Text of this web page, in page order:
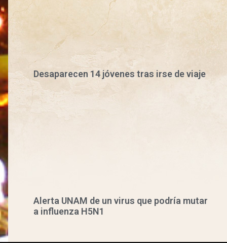
Desaparecen 14 jóvenes tras irse de viaje
Alerta UNAM de un virus que podría mutar
a influenza H5N1